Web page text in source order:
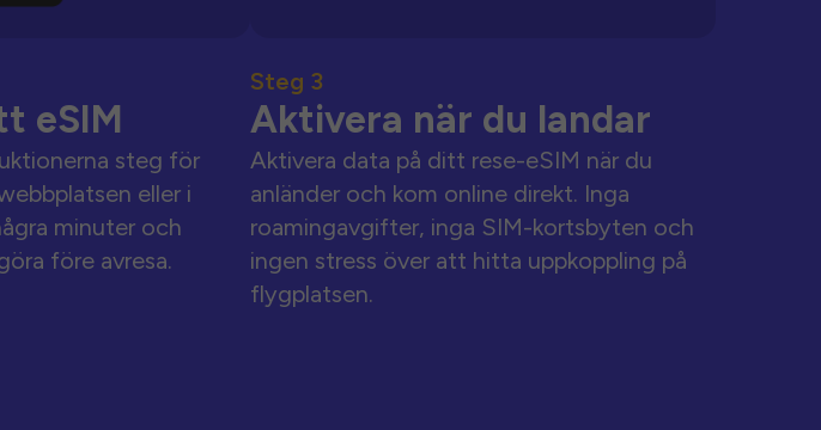
eSIM
steg för
eller i
minuter och
före avresa.
Steg 3
Aktivera när du landar
Aktivera data på ditt rese-eSIM när du
anländer och kom online direkt. Inga
roamingavgifter, inga SIM-kortsbyten och
ingen stress över att hitta uppkoppling på
flygplatsen.